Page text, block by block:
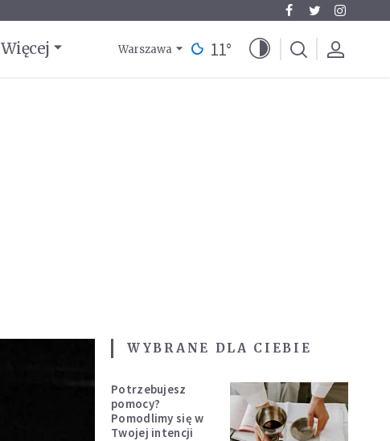
Więcej Warszawa 11°
WYBRANE DLA CIEBIE
Potrzebujesz
pomocy?
Pomodlimy się w
Twojej intencji